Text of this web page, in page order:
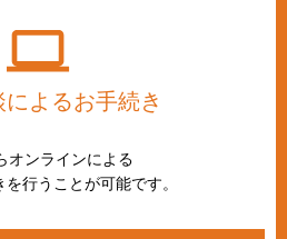
よるお手続き
オンラインによる
行うことが可能です。